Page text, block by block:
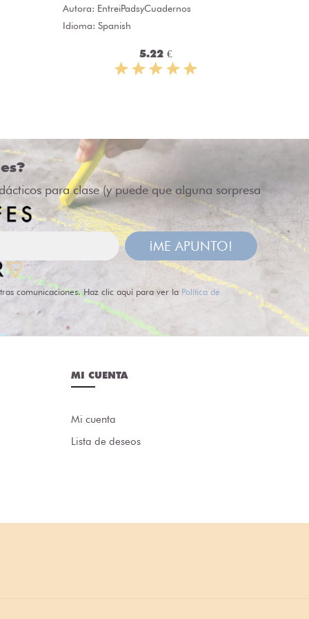
Autora: EntreiPadsyCuadernos
Idioma: Spanish
5.22 €
para clase (y puede que alguna sorpresa
¡ME APUNTO!
comunicaciones. Haz clic aquí para ver la Política de
MI CUENTA
Mi cuenta
Lista de deseos